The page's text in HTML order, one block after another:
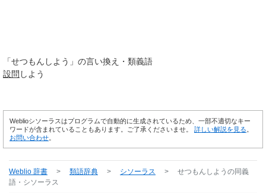
「せつもんしよう 」の言い換え・類義語
設問 しよう
Weblioシソーラスはプログラムで自動的に生成されているため、一部不適切なキー
ワードが含まれていることもあります。ご了承くださいませ。 詳しい解説を見る
お問い合わせ
Weblio 辞書 > 類語辞典 > シソーラス > せつもんしよう の同義
語・シソーラス